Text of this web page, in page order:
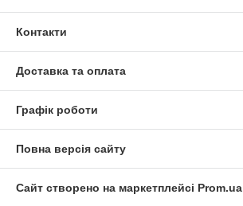
Контакти
Доставка та оплата
Графік роботи
Повна версія сайту
Сайт створено на маркетплейсі Prom.ua